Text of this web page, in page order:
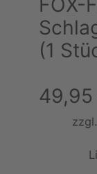
FOX-
(1
49,95
zzgl.